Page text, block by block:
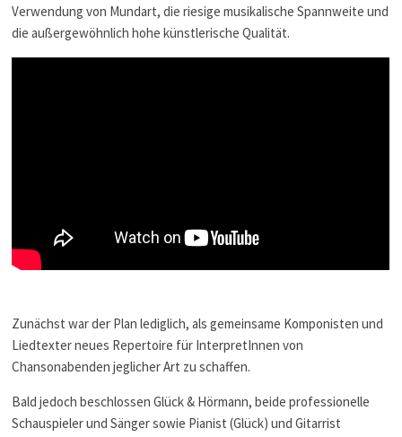
Verwendung von Mundart, die riesige musikalische Spannweite und
die außergewöhnlich hohe künstlerische Qualität.
Zunächst war der Plan lediglich, als gemeinsame Komponisten und
Liedtexter neues Repertoire für InterpretInnen von
Chansonabenden jeglicher Art zu schaffen.
Bald jedoch beschlossen Glück & Hörmann, beide professionelle
Schauspieler und Sänger sowie Pianist (Glück) und Gitarrist